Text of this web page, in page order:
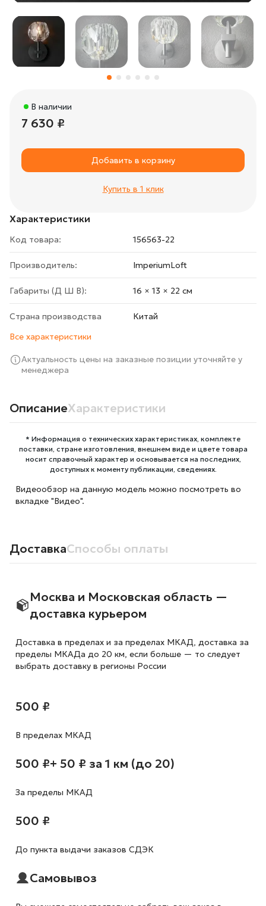
Характеристики
Код товара: 156563-22
Производитель: ImperiumLoft
Габариты (Д Ш В): 16 × 13 × 22 cм
Страна производства
Китай
Все характеристики
Актуальность цены на заказные позиции уточняйте у
менеджера
В наличии
7 630 ₽
Добавить в корзину
Купить в 1 клик
ОписаниеХарактеристики
* Информация о технических характеристиках, комплекте
поставки, стране изготовления, внешнем виде и цвете товара
носит справочный характер и основывается на последних,
доступных к моменту публикации, сведениях.
Видеообзор на данную модель можно посмотреть во
вкладке "Видео".
ДоставкаСпособы оплаты
Москва и Московская область —
доставка курьером
Доставка в пределах и за пределах МКАД, доставка за
пределы МКАДа до 20 км, если больше — то следует
выбрать доставку в регионы России
500 ₽
В пределах МКАД
500 ₽+ 50 ₽ за 1 км (до 20)
За пределы МКАД
500 ₽
До пункта выдачи заказов СДЭК
Самовывоз